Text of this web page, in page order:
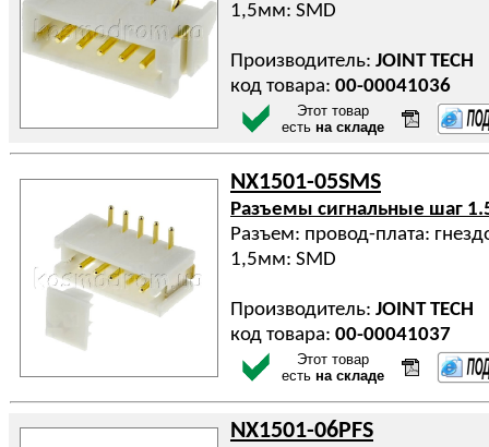
1,5мм: SMD
Производитель: JOINT TECH
код товара: 00-00041036
Этот товар
есть на складе
NX1501-05SMS
Разъемы сигнальные шаг
Разъем: провод-плата:
1,5мм: SMD
Производитель: JOINT TECH
код товара: 00-00041037
Этот товар
есть на складе
NX1501-06PFS